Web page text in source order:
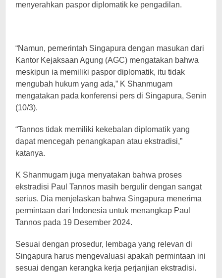
menyerahkan paspor diplomatik ke pengadilan.
“Namun, pemerintah Singapura dengan masukan dari
Kantor Kejaksaan Agung (AGC) mengatakan bahwa
meskipun ia memiliki paspor diplomatik, itu tidak
mengubah hukum yang ada,” K Shanmugam
mengatakan pada konferensi pers di Singapura, Senin
(10/3).
“Tannos tidak memiliki kekebalan diplomatik yang
dapat mencegah penangkapan atau ekstradisi,”
katanya.
K Shanmugam juga menyatakan bahwa proses
ekstradisi Paul Tannos masih bergulir dengan sangat
serius. Dia menjelaskan bahwa Singapura menerima
permintaan dari Indonesia untuk menangkap Paul
Tannos pada 19 Desember 2024.
Sesuai dengan prosedur, lembaga yang relevan di
Singapura harus mengevaluasi apakah permintaan ini
sesuai dengan kerangka kerja perjanjian ekstradisi.